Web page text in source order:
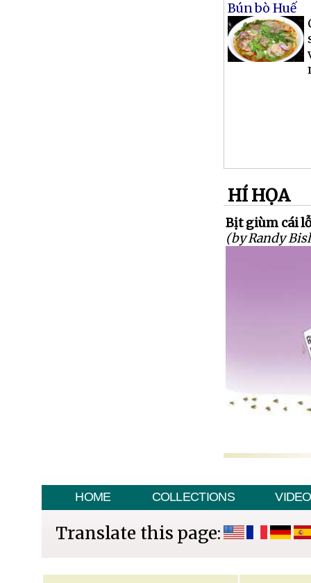
Bún bò Huế
HÍ HỌA
Bịt giùm cái
(by Randy
HOME COLLECTIONS VIDEO
Translate this page: